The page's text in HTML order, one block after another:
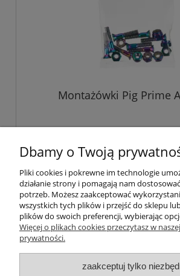
Montażówki Pig Prime
do koszyka
Pomoc
Moje konto
Dbamy o Twoją
Pliki cookies i pokrewne im technologie
działanie strony i pomagają nam
potrzeb. Możesz zaakceptować
wszystkich tych plików i przejść do sklepu
plików do swoich preferencji, wybierając
Więcej o plikach cookies przeczytasz w
prywatności.
zaakceptuj tylko